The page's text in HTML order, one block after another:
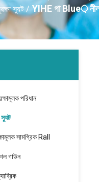
স্যুট / YIHE গা Blue় নীল
পরিধান
স্যুট
সামগ্রিক Rall
গাউন